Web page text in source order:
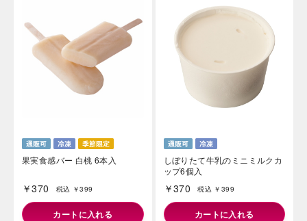
果実食感バー 白桃 6本入
￥370 税込 ￥399
カートに入れる
しぼりたて牛乳のミニミルクカ
ップ6個入
￥370 税込 ￥399
カートに入れる